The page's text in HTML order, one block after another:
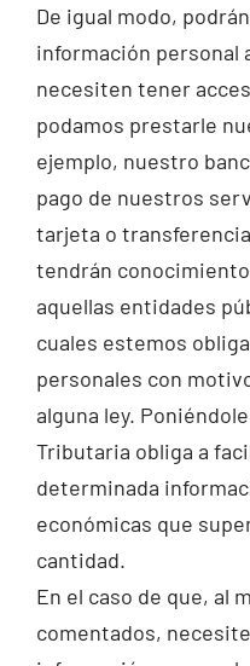
De igual modo,
información personal
necesiten tener
podamos prestarle
ejemplo, nuestro
pago de nuestros
tarjeta o
tendrán
aquellas entidades
cuales estemos
personales con
alguna ley.
Tributaria obliga a
determinada
económicas que
cantidad.
En el caso de que, al
comentados,